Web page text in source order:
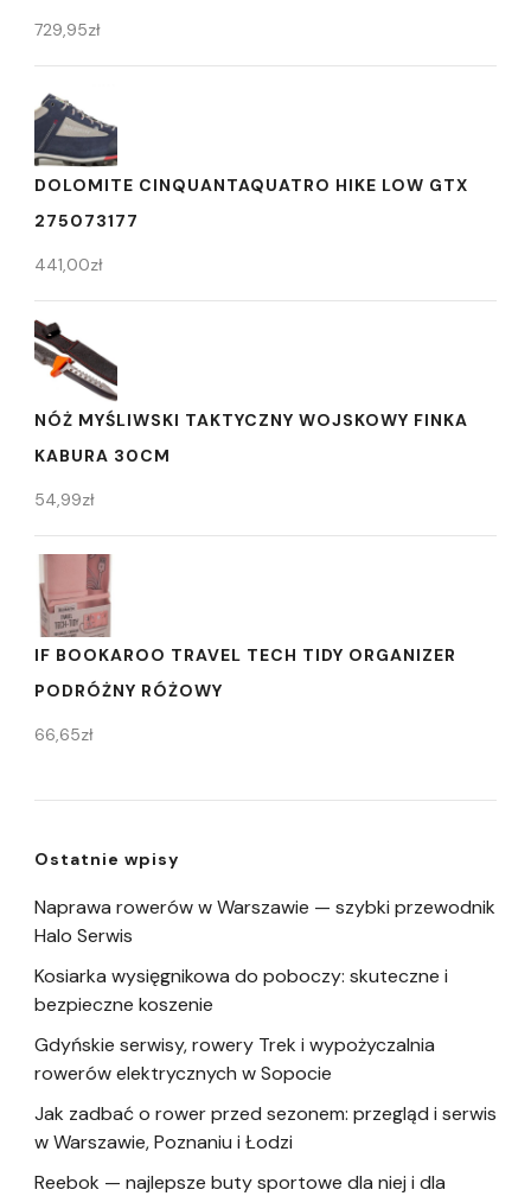
729,95zł
DOLOMITE CINQUANTAQUATRO HIKE LOW GTX
275073177
441,00zł
NÓŻ MYŚLIWSKI TAKTYCZNY WOJSKOWY FINKA
KABURA 30CM
54,99zł
IF BOOKAROO TRAVEL TECH TIDY ORGANIZER
PODRÓŻNY RÓŻOWY
66,65zł
Ostatnie wpisy
Naprawa rowerów w Warszawie — szybki przewodnik
Halo Serwis
Kosiarka wysięgnikowa do poboczy: skuteczne i
bezpieczne koszenie
Gdyńskie serwisy, rowery Trek i wypożyczalnia
rowerów elektrycznych w Sopocie
Jak zadbać o rower przed sezonem: przegląd i serwis
w Warszawie, Poznaniu i Łodzi
Reebok — najlepsze buty sportowe dla niej i dla